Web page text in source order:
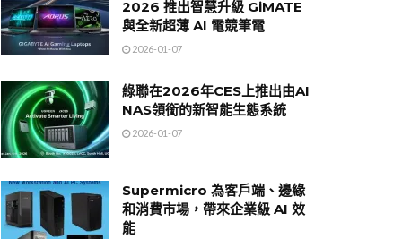
2026 推出智慧升級 GiMATE
與全新超薄 AI 電競筆電
2026-01-07
綠聯在2026年CES上推出由AI
NAS領銜的新智能生態系統
2026-01-07
Supermicro 為客戶端、邊緣
和消費市場，帶來企業級 AI 效
能